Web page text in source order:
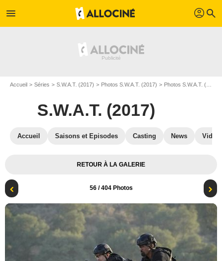
menu profil search
Accueil Séries S.W.A.T. (2017) Photos S.W.A.T. (2017) Photos S.W.A.T. (2017) S06
S.W.A.T. (2017)
Accueil Saisons et Episodes Casting News
RETOUR À LA GALERIE
56/ 404 Photos